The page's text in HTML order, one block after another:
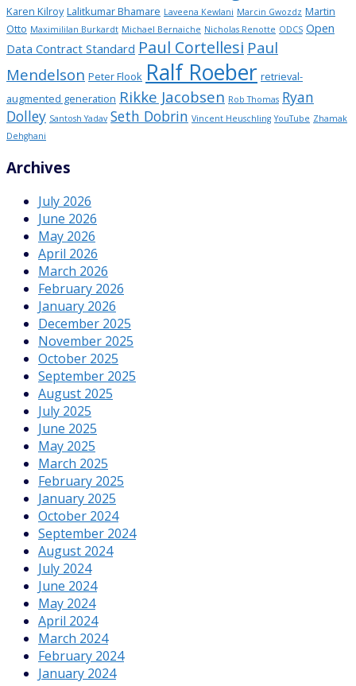
Karen Kilroy Lalitkumar Bhamare Laveena Kewlani Marcin Gwozdz Martin
Otto Maximililan Burkardt Michael Bernaiche Nicholas Renotte ODCS Open
Data Contract Standard Paul Cortellesi Paul
Mendelson Peter Flook Ralf Roeber retrieval-
augmented generation Rikke Jacobsen Rob Thomas Ryan
Dolley Santosh Yadav Seth Dobrin Vincent Heuschling YouTube Zhamak
Dehghani
Archives
July 2026
June 2026
May 2026
April 2026
March 2026
February 2026
January 2026
December 2025
November 2025
October 2025
September 2025
August 2025
July 2025
June 2025
May 2025
March 2025
February 2025
January 2025
October 2024
September 2024
August 2024
July 2024
June 2024
May 2024
April 2024
March 2024
February 2024
January 2024